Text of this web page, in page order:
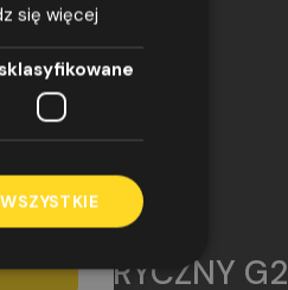
Uprawnienia ŚSEP
KURS
ELEKTRYCZNY G2
się więcej
z
kwietnia
i
na